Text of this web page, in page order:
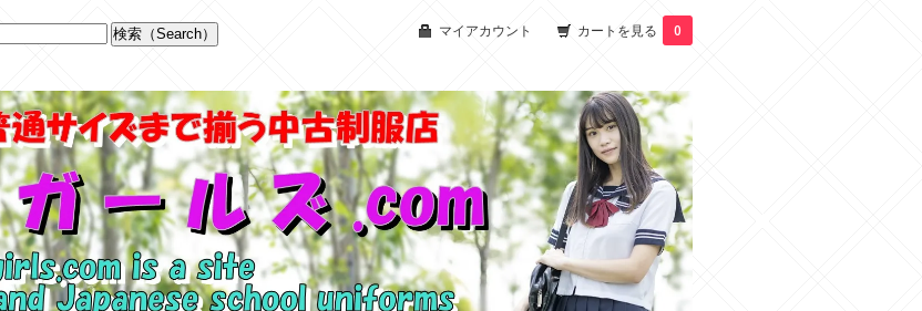
マイアカウント カートを見る 0